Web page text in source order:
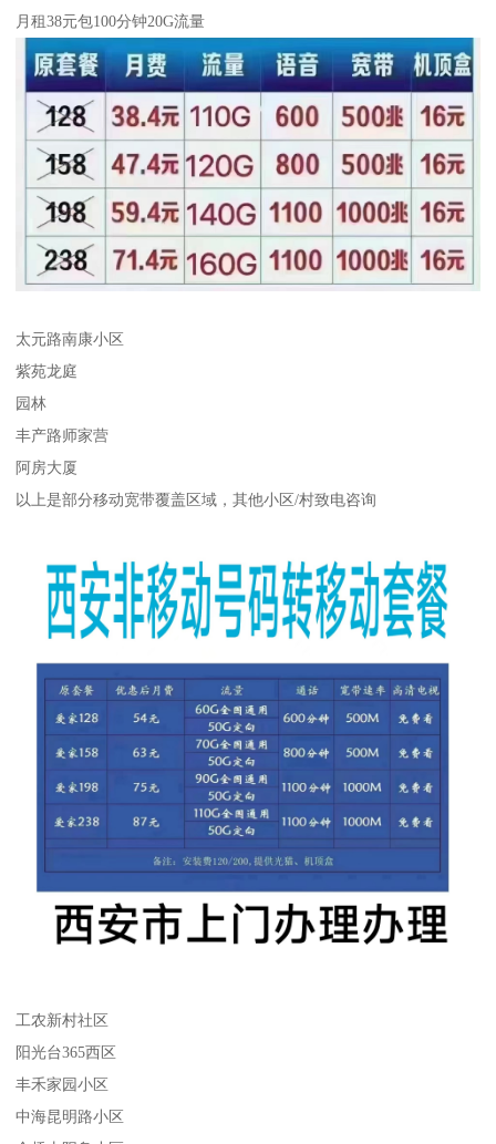
月租38元包100分钟20G流量
太元路南康小区
紫苑龙庭
园林
丰产路师家营
阿房大厦
以上是部分移动宽带覆盖区域，其他小区/村致电咨询
工农新村社区
阳光台365西区
丰禾家园小区
中海昆明路小区